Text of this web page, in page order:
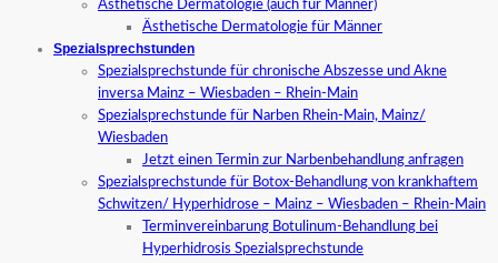
Ästhetische Dermatologie (auch für Männer)
Ästhetische Dermatologie für Männer
Spezialsprechstunden
Spezialsprechstunde für chronische Abszesse und Akne
inversa Mainz – Wiesbaden – Rhein-Main
Spezialsprechstunde für Narben Rhein-Main, Mainz/
Wiesbaden
Jetzt einen Termin zur Narbenbehandlung anfragen
Spezialsprechstunde für Botox-Behandlung von krankhaftem
Schwitzen/ Hyperhidrose – Mainz – Wiesbaden – Rhein-Main
Terminvereinbarung Botulinum-Behandlung bei
Hyperhidrosis Spezialsprechstunde